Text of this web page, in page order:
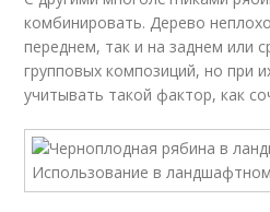
комбинировать. Дерево
переднем, так и на заднем или
групповых композиций, но при
учитывать такой фактор, как